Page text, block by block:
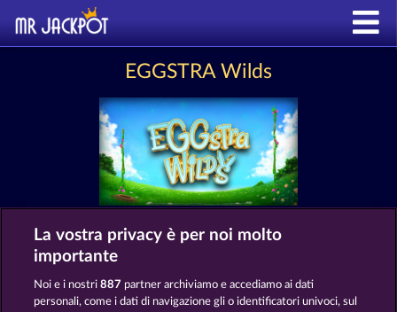
EGGSTRA Wilds
Termini e condizioni
Informativa sulla privacy e cookies
La vostra privacy è per noi molto
importante
Noi e i nostri887 partner archiviamo e accediamo ai dati
personali, come i dati di navigazione gli o identificatori univoci, sul